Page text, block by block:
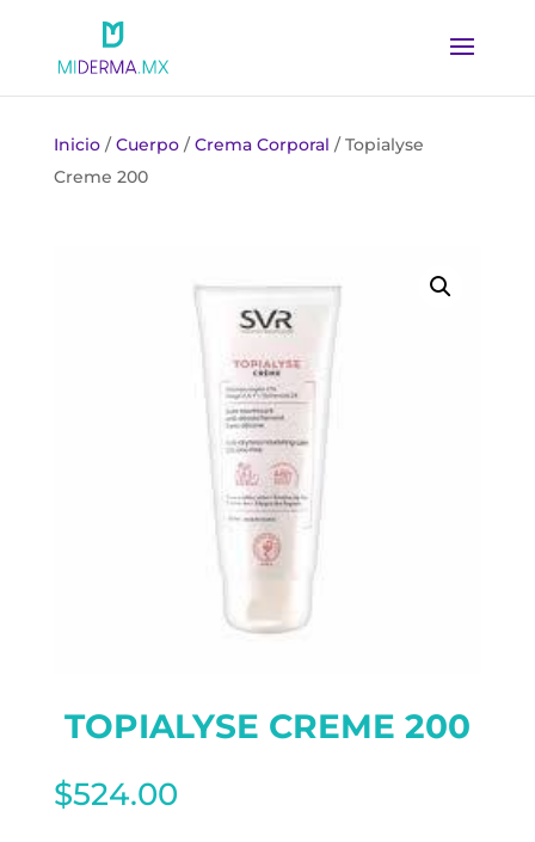
Inicio/Cuerpo/Crema Corporal / Topialyse
Creme 200
TOPIALYSE CREME 200
$524.00